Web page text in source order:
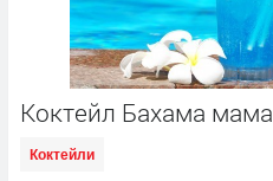
Коктейл Бахама мама
Коктейли